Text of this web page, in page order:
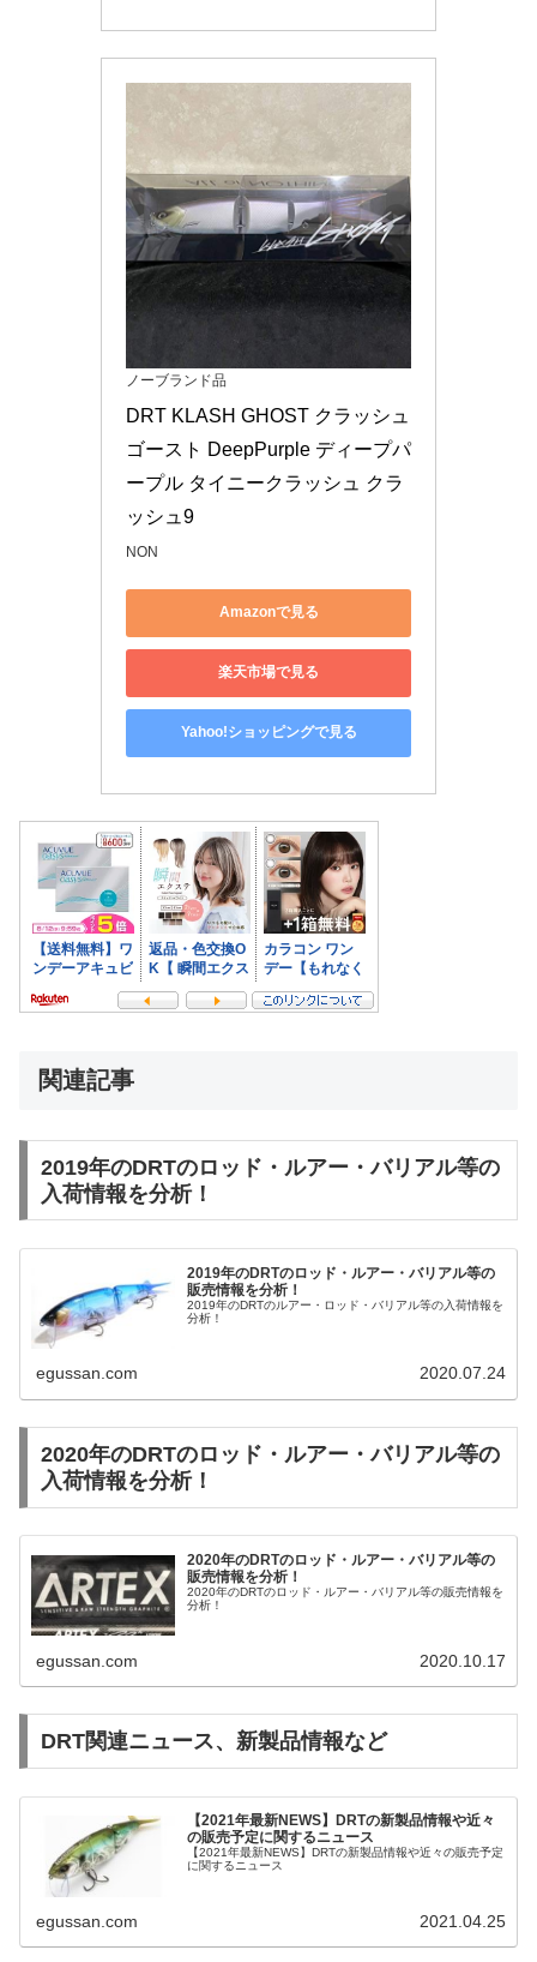
ノーブランド品
DRT KLASH GHOST クラッシュ
ゴースト DeepPurple ディープパ
ープル タイニークラッシュ クラ
ッシュ9
NON
Amazonで見る
楽天市場で見る
Yahoo!ショッピングで見る
関連記事
2019年のDRTのロッド・ルアー・バリアル等の
入荷情報を分析！
2019年のDRTのロッド・ルアー・バリアル等の
販売情報を分析！
2019年のDRTのルアー・ロッド・バリアル等の入荷情報を
分析！
egussan.com 2020.07.24
2020年のDRTのロッド・ルアー・バリアル等の
入荷情報を分析！
2020年のDRTのロッド・ルアー・バリアル等の
販売情報を分析！
2020年のDRTのロッド・ルアー・バリアル等の販売情報を
分析！
egussan.com 2020.10.17
DRT関連ニュース、新製品情報など
【2021年最新NEWS】DRTの新製品情報や近々
の販売予定に関するニュース
【2021年最新NEWS】DRTの新製品情報や近々の販売予定
に関するニュース
egussan.com 2021.04.25